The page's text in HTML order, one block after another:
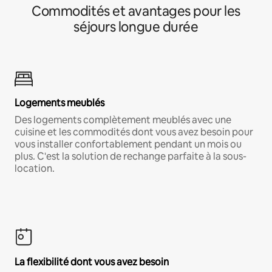
Commodités et avantages pour les
séjours longue durée
Logements meublés
Des logements complètement meublés avec une
cuisine et les commodités dont vous avez besoin pour
vous installer confortablement pendant un mois ou
plus. C'est la solution de rechange parfaite à la sous-
location.
La flexibilité dont vous avez besoin